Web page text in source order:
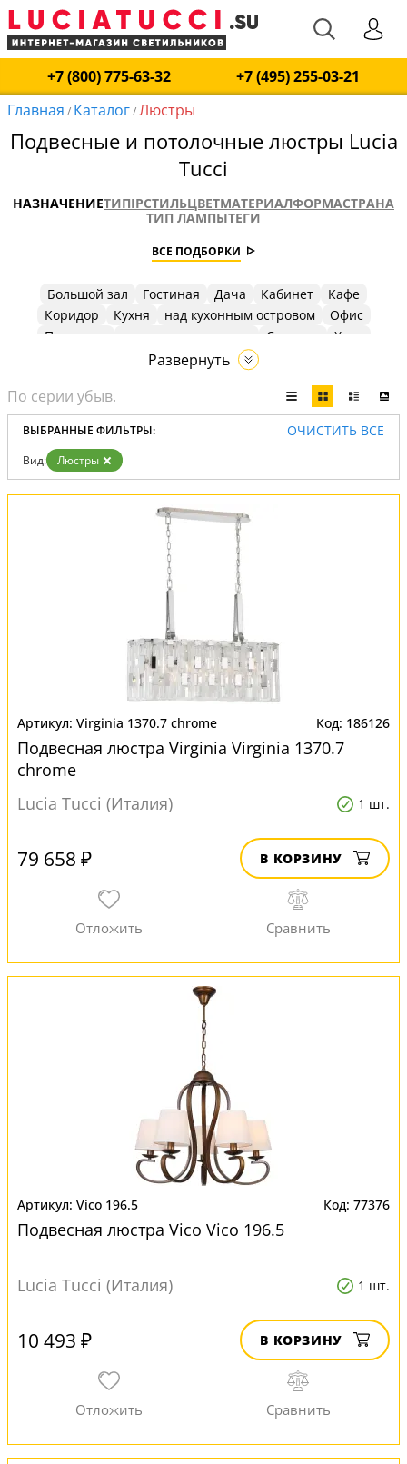
+7 (800) 775-63-32
+7 (495) 255-03-21
Главная / Каталог/Люстры
Подвесные и потолочные люстры Lucia
Tucci
НАЗНАЧЕНИЕТИПIPСТИЛЬЦВЕТМАТЕРИАЛФОРМАСТРАНА
ТИП ЛАМПЫТЕГИ
ВСЕ ПОДБОРКИ
Большой зал Гостиная Дача Кабинет
Кафе
Коридор
Кухня над кухонным островом
Офис
Прихожая
прихожая и коридор Спальня Холл
Развернуть
ВЫБРАННЫЕ ФИЛЬТРЫ: ОЧИСТИТЬ ВСЕ
Вид: Люстры
Virginia 1370.7 chrome 186126
Подвесная люстра Virginia Virginia 1370.7
chrome
Lucia Tucci (Италия)
1 шт.
79 658 ₽ В КОРЗИНУ
Vico 196.5 77376
Подвесная люстра Vico Vico 196.5
Lucia Tucci (Италия) 1 шт.
10 493 ₽ В КОРЗИНУ